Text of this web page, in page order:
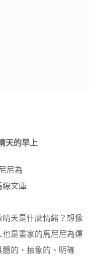
天的早上
尼為
線文庫
天是什麼情緒？想像
是畫家的馬尼尼為運
的、抽象的、明確